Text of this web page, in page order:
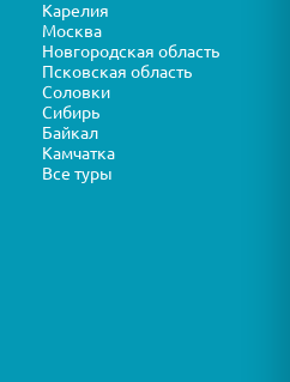
Карелия
Москва
Новгородская область
Псковская область
Соловки
Сибирь
Байкал
Камчатка
Все туры